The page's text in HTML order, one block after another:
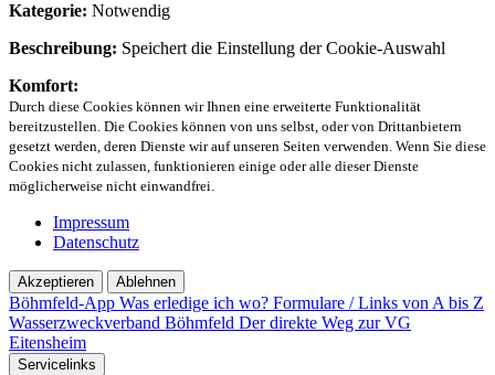
Kategorie: Notwendig
Beschreibung: Speichert die Einstellung der Cookie-Auswahl
Komfort:
Durch diese Cookies können wir Ihnen eine erweiterte Funktionalität
bereitzustellen. Die Cookies können von uns selbst, oder von Drittanbietern
gesetzt werden, deren Dienste wir auf unseren Seiten verwenden. Wenn Sie diese
Cookies nicht zulassen, funktionieren einige oder alle dieser Dienste
möglicherweise nicht einwandfrei.
Impressum
Datenschutz
Akzeptieren Ablehnen
Böhmfeld-App Was erledige ich wo? Formulare / Links von A bis Z
Wasserzweckverband Böhmfeld Der direkte Weg zur VG
Eitensheim
Servicelinks